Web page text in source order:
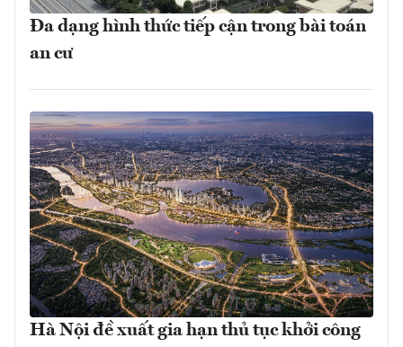
Đa dạng hình thức tiếp cận trong bài toán
an cư
Hà Nội đề xuất gia hạn thủ tục khởi công